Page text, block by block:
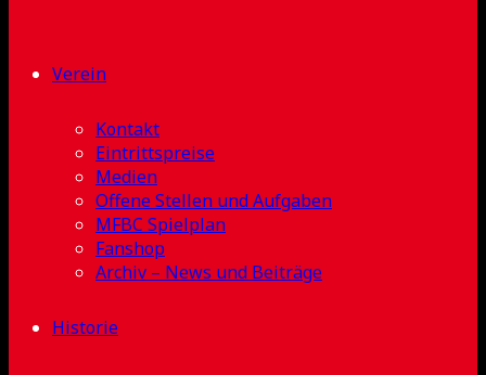
Verein
Kontakt
Eintrittspreise
Medien
Offene Stellen und Aufgaben
MFBC Spielplan
Fanshop
Archiv – News und Beiträge
Historie